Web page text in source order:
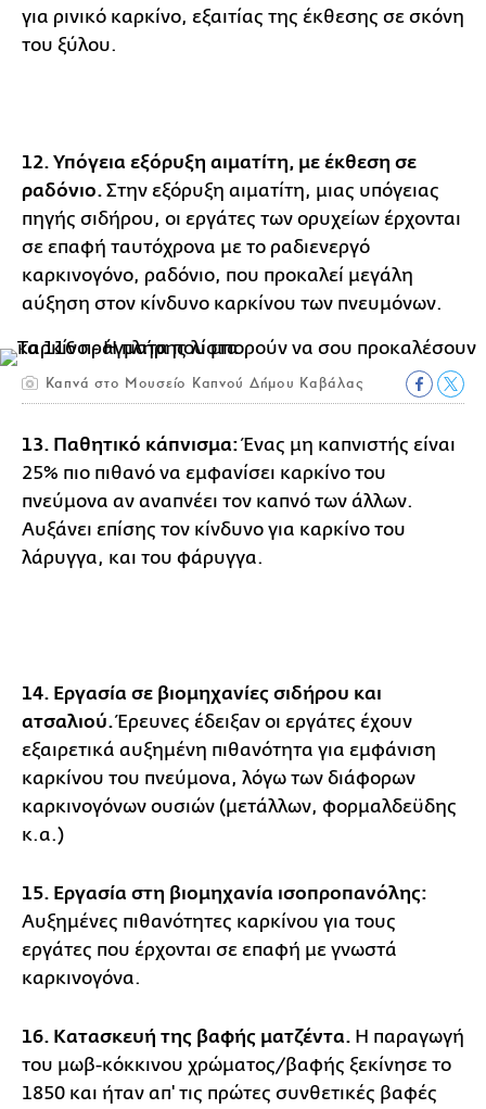
για ρινικό καρκίνο, εξαιτίας της έκθεσης σε σκόνη
του ξύλου.
12. Υπόγεια εξόρυξη αιματίτη, με έκθεση σε
ραδόνιο. Στην εξόρυξη αιματίτη, μιας υπόγειας
πηγής σιδήρου, οι εργάτες των ορυχείων έρχονται
σε επαφή ταυτόχρονα με το ραδιενεργό
καρκινογόνο, ραδόνιο, που προκαλεί μεγάλη
αύξηση στον κίνδυνο καρκίνου των πνευμόνων.
Καπνά στο Μουσείο Καπνού Δήμου Καβάλας
13. Παθητικό κάπνισμα:Ένας μη καπνιστής είναι
25% πιο πιθανό να εμφανίσει καρκίνο του
πνεύμονα αν αναπνέει τον καπνό των άλλων.
Αυξάνει επίσης τον κίνδυνο για καρκίνο του
λάρυγγα, και του φάρυγγα.
14. Εργασία σε βιομηχανίες σιδήρου και
ατσαλιού.Έρευνες έδειξαν οι εργάτες έχουν
εξαιρετικά αυξημένη πιθανότητα για εμφάνιση
καρκίνου του πνεύμονα, λόγω των διάφορων
καρκινογόνων ουσιών (μετάλλων, φορμαλδεϋδης
κ.α.)
15. Εργασία στη βιομηχανία ισοπροπανόλης:
Αυξημένες πιθανότητες καρκίνου για τους
εργάτες που έρχονται σε επαφή με γνωστά
καρκινογόνα.
16. Κατασκευή της βαφής ματζέντα. Η παραγωγή
του μωβ-κόκκινου χρώματος/βαφής ξεκίνησε το
1850 και ήταν απ' τις πρώτες συνθετικές βαφές